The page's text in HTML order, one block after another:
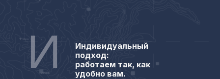
И
Индивидуальный
подход:
работаем так, как
удобно вам.